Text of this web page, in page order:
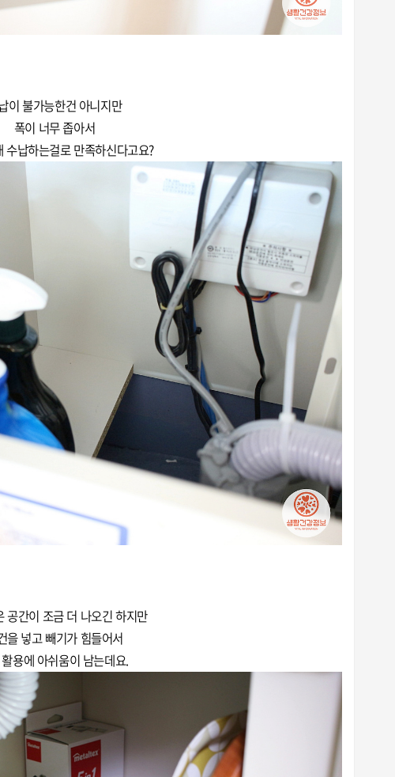
이 불가능한건 아니지만
폭이 너무 좁아서
수납하는걸로 만족하신다고요?
공간이 조금 더 나오긴 하지만
을 넣고 빼기가 힘들어서
용에 아쉬움이 남는데요.